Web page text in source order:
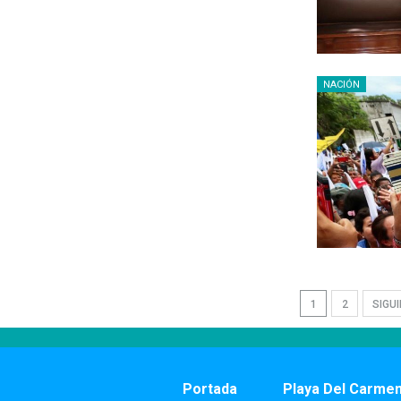
NACIÓN
1 2
Portada Playa Del